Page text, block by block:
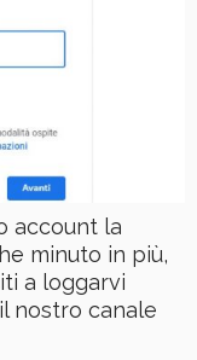
account la
minuto in più,
a loggarvi
nostro canale